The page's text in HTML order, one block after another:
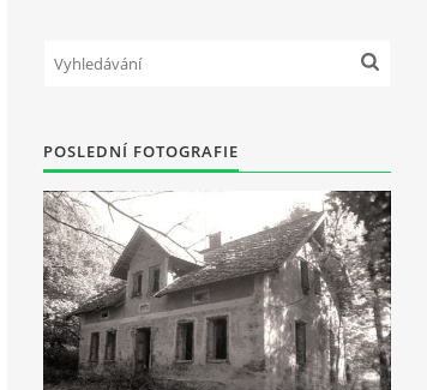
POSLEDNÍ FOTOGRAFIE